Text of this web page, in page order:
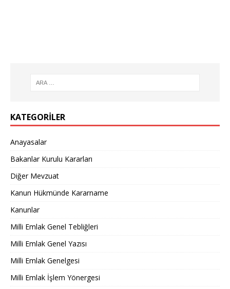
KATEGORILER
Anayasalar
Bakanlar Kurulu Kararları
Diğer Mevzuat
Kanun Hükmünde Kararname
Kanunlar
Milli Emlak Genel Tebliğleri
Milli Emlak Genel Yazısı
Milli Emlak Genelgesi
Milli Emlak İşlem Yönergesi